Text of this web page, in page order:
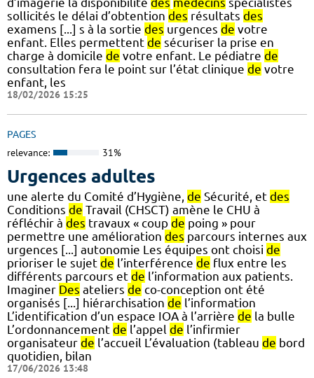
sollicités le délai d’obtention des résultats des
examens [...] s à la sortie des urgences de votre
enfant. Elles permettent de sécuriser la prise en
charge à domicile de votre enfant. Le pédiatre de
consultation fera le point sur l’état clinique de votre
enfant, les
18/02/2026 15:25
PAGES
relevance: 31%
Urgences adultes
une alerte du Comité d’Hygiène, de Sécurité, et des
Conditions de Travail (CHSCT) amène le CHU à
réfléchir à des travaux « coup de poing » pour
permettre une amélioration des parcours internes aux
urgences [...] autonomie Les équipes ont choisi de
prioriser le sujet de l’interférence de flux entre les
différents parcours et de l’information aux patients.
Imaginer Des ateliers de co-conception ont été
organisés [...] hiérarchisation de l’information
L’identification d’un espace IOA à l’arrière de la bulle
L’ordonnancement de l’appel de l’infirmier
organisateur de l’accueil L’évaluation (tableau de bord
quotidien, bilan
17/06/2026 13:48